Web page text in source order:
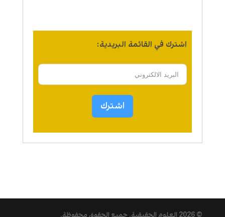
اشترك في القائمة البريدية:
اشترك